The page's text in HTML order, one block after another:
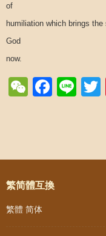
of
humiliation which brings
God
now.
WeChat
Post
繁简體互換
繁體 简体